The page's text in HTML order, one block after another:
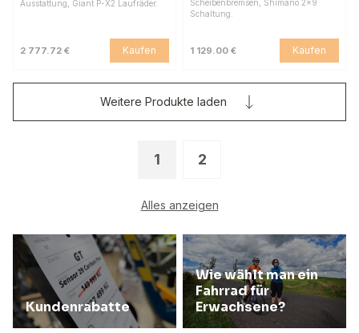
Ausstattung, Giant P-X2 Laufräder.
2 777.72 € Kaufen
Scheibenbremsen, Shimano 2x9
Schaltung.
1 129.00 € Kaufen
1 2
Alles anzeigen
Weitere Produkte laden
Kundenrabatte
Wie wählt man ein
Fahrrad für
Erwachsene?